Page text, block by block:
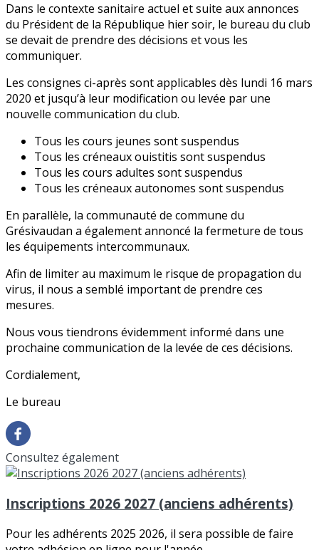
Dans le contexte sanitaire actuel et suite aux annonces
du Président de la République hier soir, le bureau du club
se devait de prendre des décisions et vous les
communiquer.
Les consignes ci-après sont applicables dès lundi 16 mars
2020 et jusqu’à leur modification ou levée par une
nouvelle communication du club.
Tous les cours jeunes sont suspendus
Tous les créneaux ouistitis sont suspendus
Tous les cours adultes sont suspendus
Tous les créneaux autonomes sont suspendus
En parallèle, la communauté de commune du
Grésivaudan a également annoncé la fermeture de tous
les équipements intercommunaux.
Afin de limiter au maximum le risque de propagation du
virus, il nous a semblé important de prendre ces
mesures.
Nous vous tiendrons évidemment informé dans une
prochaine communication de la levée de ces décisions.
Cordialement,
Le bureau
Consultez également
Inscriptions 2026 2027 (anciens adhérents)
Pour les adhérents 2025 2026, il sera possible de faire